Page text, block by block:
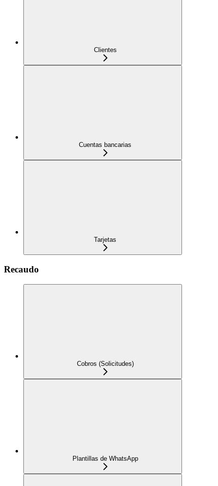
Clientes
Cuentas bancarias
Tarjetas
Recaudo
Cobros (Solicitudes)
Plantillas de WhatsApp